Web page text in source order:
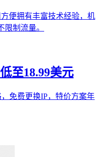
便拥有丰富技术经验，机
制流量。
至18.99美元
免费更换IP，特价方案年